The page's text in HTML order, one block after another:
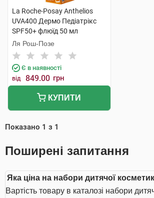
La Roche-Posay Anthelios
UVA400 Дермо Педіатрікс
SPF50+ флюїд 50 мл
+Термальна вода 50 мл 1
набір
Ля Рош-Позе
Є в наявності
від 849.00 грн
КУПИТИ
Показано 1 з 1
Поширені запитання
Яка ціна на набори дитячої
Вартість товару в каталозі набори